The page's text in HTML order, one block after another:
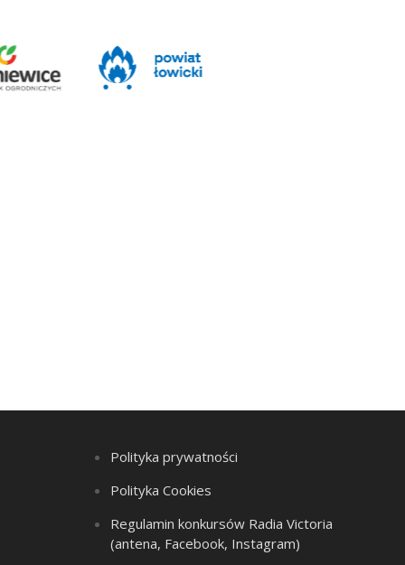
Polityka prywatności
Polityka Cookies
Regulamin konkursów Radia Victoria
(antena, Facebook, Instagram)